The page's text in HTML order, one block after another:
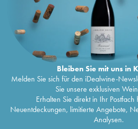
Bleiben Sie mit uns in
Melden Sie sich für den iDealwine-
Sie unsere exklusiven
Erhalten Sie direkt in Ihr
Neuentdeckungen, limitierte Angebote,
Analysen.